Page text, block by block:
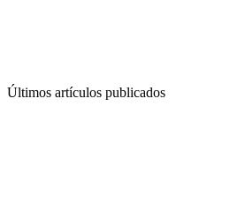
Últimos artículos publicados